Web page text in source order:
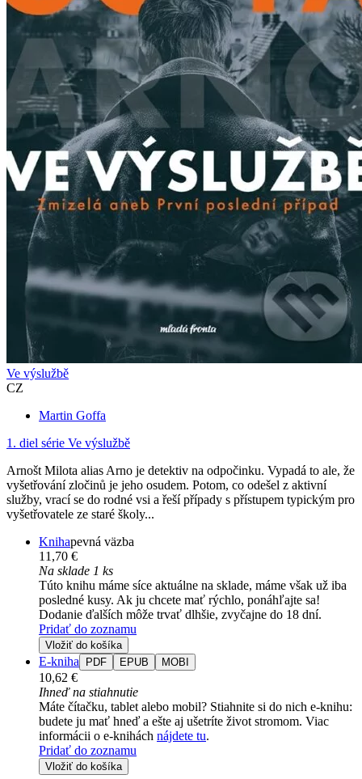
Ve výslužbě
CZ
Martin Goffa
1. diel série Ve výslužbě
Arnošt Milota alias Arno je detektiv na odpočinku. Vypadá to ale, že
vyšetřování zločinů je jeho osudem. Potom, co odešel z aktivní
služby, vrací se do rodné vsi a řeší případy s přístupem typickým pro
vyšetřovatele ze staré školy...
Knihapevná väzba
11,70 €
Na sklade 1 ks
Túto knihu máme síce aktuálne na sklade, máme však už iba
posledné kusy. Ak ju chcete mať rýchlo, ponáhľajte sa!
Dodanie ďalších môže trvať dlhšie, zvyčajne do 18 dní.
Pridať do zoznamu
Vložiť do košíka
E-kniha PDF EPUB MOBI
10,62 €
Ihneď na stiahnutie
Máte čítačku, tablet alebo mobil? Stiahnite si do nich e-knihu:
budete ju mať hneď a ešte aj ušetríte život stromom. Viac
informácii o e-knihách nájdete tu.
Pridať do zoznamu
Vložiť do košíka